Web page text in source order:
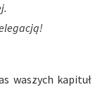
waszych kapituł